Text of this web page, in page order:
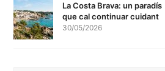
La Costa Brava: un paradís
que cal continuar cuidant
30/05/2026